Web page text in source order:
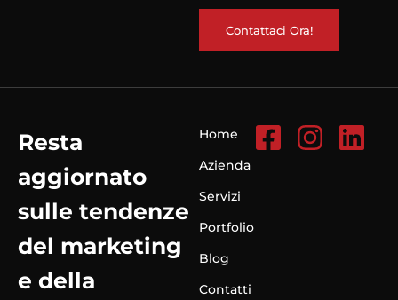
Contattaci Ora!
Resta
aggiornato
sulle tendenze
del marketing
e della
Home
Azienda
Servizi
Portfolio
Blog
Contatti